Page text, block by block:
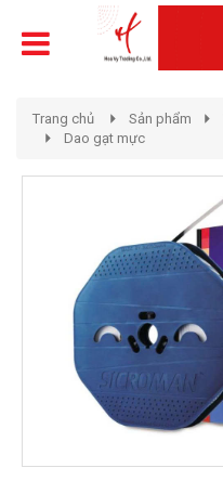
Trang chủ Sản phẩm
Dao gạt mực